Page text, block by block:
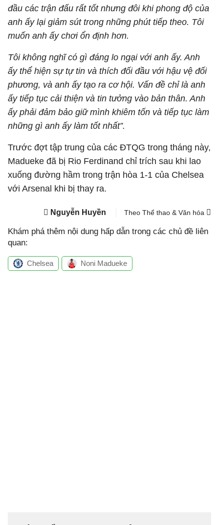
đầu các trận đấu rất tốt nhưng đôi khi phong độ của
anh ấy lại giảm sút trong những phút tiếp theo. Tôi
muốn anh ấy chơi ổn định hơn.
Tôi không nghĩ có gì đáng lo ngại với anh ấy. Anh
ấy thể hiện sự tự tin và thích đối đầu với hậu vệ đối
phương, và anh ấy tạo ra cơ hội. Vấn đề chỉ là anh
ấy tiếp tục cải thiện và tin tưởng vào bản thân. Anh
ấy phải đảm bảo giữ mình khiêm tốn và tiếp tục làm
những gì anh ấy làm tốt nhất”.
Trước đợt tập trung của các ĐTQG trong tháng này,
Madueke đã bị Rio Ferdinand chỉ trích sau khi lao
xuống đường hầm trong trận hòa 1-1 của Chelsea
với Arsenal khi bị thay ra.
Nguyễn Huyền Theo Thể thao & Văn hóa
Khám phá thêm nội dung hấp dẫn trong các chủ đề liên
quan:
Chelsea Noni Madueke